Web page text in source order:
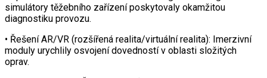
simulátory těžebního zařízení poskytovaly okamžitou
diagnostiku provozu.
• Řešení AR/VR (rozšířená realita/virtuální realita): Imerzivní
moduly urychlily osvojení dovedností v oblasti složitých
oprav.